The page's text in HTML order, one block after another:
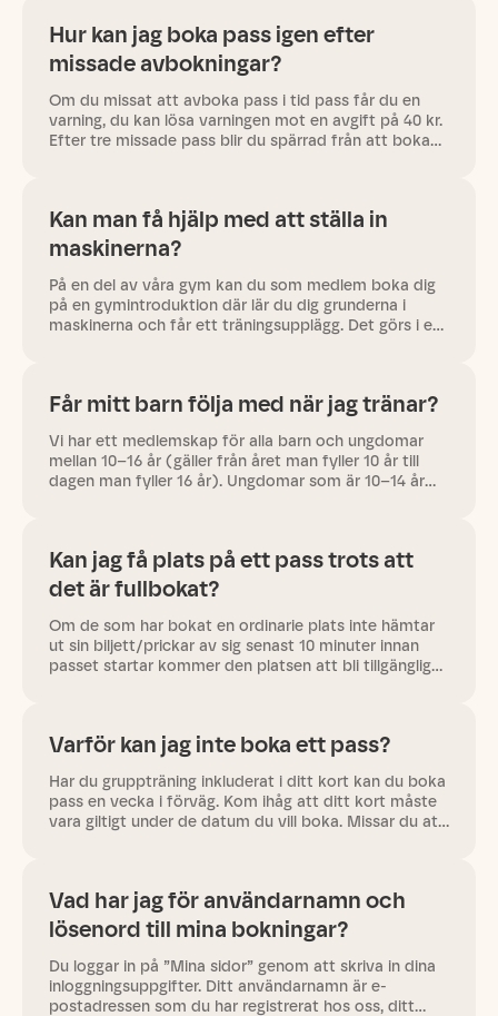
Hur kan jag boka pass igen efter
missade avbokningar?
Om du missat att avboka pass i tid pass får du en
varning, du kan lösa varningen mot en avgift på 40 kr.
Efter tre missade pass blir du spärrad från att boka
Kan man få hjälp med att ställa in
maskinerna?
På en del av våra gym kan du som medlem boka dig
på en gymintroduktion där lär du dig grunderna i
maskinerna och får ett träningsupplägg. Det görs i en
Får mitt barn följa med när jag tränar?
Vi har ett medlemskap för alla barn och ungdomar
mellan 10–16 år (gäller från året man fyller 10 år till
dagen man fyller 16 år). Ungdomar som är 10–14 år
Kan jag få plats på ett pass trots att
det är fullbokat?
Om de som har bokat en ordinarie plats inte hämtar
ut sin biljett/prickar av sig senast 10 minuter innan
passet startar kommer den platsen att bli tillgänglig
Varför kan jag inte boka ett pass?
Har du gruppträning inkluderat i ditt kort kan du boka
pass en vecka i förväg. Kom ihåg att ditt kort måste
vara giltigt under de datum du vill boka. Missar du att
Vad har jag för användarnamn och
lösenord till mina bokningar?
Du loggar in på ”Mina sidor” genom att skriva in dina
inloggningsuppgifter. Ditt användarnamn är e-
postadressen som du har registrerat hos oss, ditt